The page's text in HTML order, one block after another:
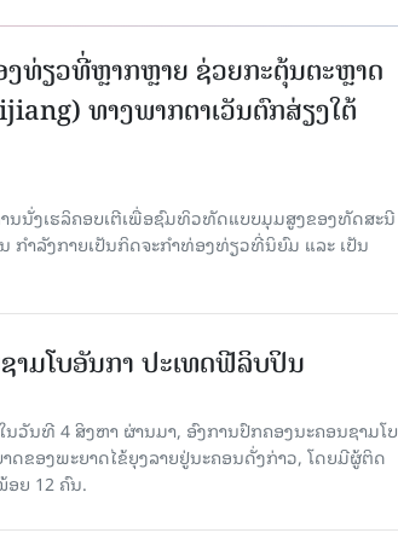
ທ່ຽວທີ່ຫຼາກຫຼາຍ ຊ່ວຍກະຕຸ້ນຕະຫຼາດ
ທາງພາກຕາເວັນຕົກສ່ຽງໃຕ້
ນນັ່ງເຮລິຄອບເຕີເພື່ອຊົມທິວທັດແບບມຸມສູງຂອງທັດສະນີ
ກຳລັງກາຍເປັນກິດຈະກຳທ່ອງທ່ຽວທີ່ນິຍົມ ແລະ ເປັນ
າມໂບ​ອັນກາ ປະເທດຟີລິບປິນ
ນວັນທີ 4 ສິງ​ຫາ ຜ່ານມາ, ອົງການ​ປົກ​ຄອງນະຄອນຊາມໂບ​
ດ​ຂອງພະຍາດໄຂ້ຍຸງລາຍຢູ່ນະຄອນດັ່ງກ່າວ, ໂດຍມີຜູ້ຕິດ
ຍ 12 ຄົນ.